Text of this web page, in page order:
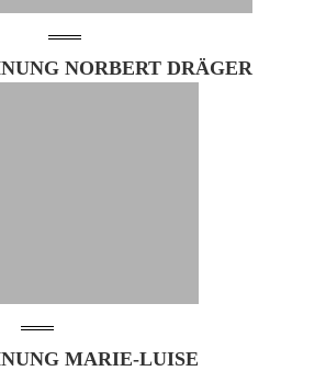
NORBERT DRÄGER
MARIE-LUISE